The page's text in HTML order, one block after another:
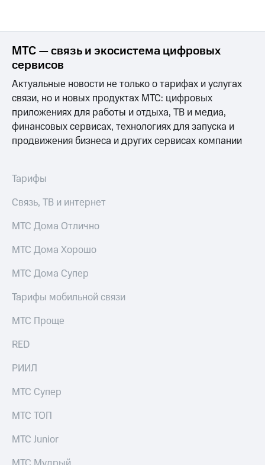
eSIM
Для дома
Выберите
и подключите
с выгодным
тарифом
Услуги
Акции
Домашний
интернет
ТВ
со своим
интернета
и
ТВ
Личный
кабинет
ТВ
Скачать
приложение
Мой
МТС
для дома
149 ₽/
Premium
Подписка
интернета,
группа
Скидка
общие
МТС — связь и экосистема цифровых
сервисов
Актуальные новости не только о тарифах и услугах
связи, но и новых продуктах МТС: цифровых
приложениях для работы и отдыха, ТВ и медиа,
финансовых сервисах, технологиях для запуска и
продвижения бизнеса и других сервисах компании
Тарифы
Связь, ТВ и интернет
МТС Дома Отлично
МТС Дома Хорошо
МТС Дома Супер
Тарифы мобильной связи
МТС Проще
RED
РИИЛ
МТС Супер
МТС ТОП
МТС Junior